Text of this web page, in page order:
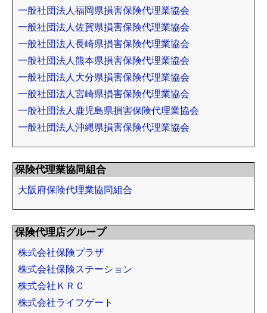
一般社団法人福岡県損害保険代理業協会
一般社団法人佐賀県損害保険代理業協会
一般社団法人長崎県損害保険代理業協会
一般社団法人熊本県損害保険代理業協会
一般社団法人大分県損害保険代理業協会
一般社団法人宮崎県損害保険代理業協会
一般社団法人鹿児島県損害保険代理業協会
一般社団法人沖縄県損害保険代理業協会
保険代理業協同組合
大阪府保険代理業協同組合
保険代理店グループ
株式会社保険プラザ
株式会社保険ステーション
株式会社ＫＲＣ
株式会社ライフゲート